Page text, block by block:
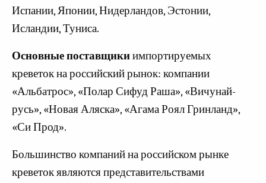
Испании, Японии, Нидерландов, Эстонии,
Исландии, Туниса.
Основные поставщикиимпортируемых
креветок на российский рынок: компании
«Альбатрос», «Полар Сифуд Раша», «Вичунай-
русь», «Новая Аляска», «Агама Роял Гринланд»,
«Си Прод».
Большинство компаний на российском рынке
креветок являются представительствами